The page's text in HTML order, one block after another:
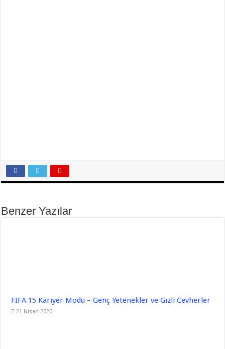
Benzer Yazılar
FIFA 15 Kariyer Modu – Genç Yetenekler ve Gizli Cevherler
21 Nisan 2020